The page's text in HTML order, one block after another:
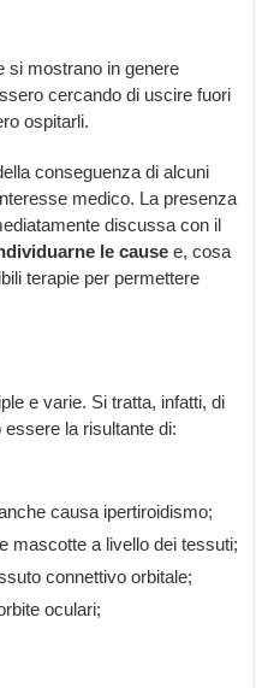
si mostrano in genere
cercando di uscire fuori
ospitarli.
conseguenza di alcuni
medico. La presenza
discussa con il
le cause e, cosa
terapie per permettere
e varie. Si tratta, infatti, di
la risultante di:
causa ipertiroidismo;
mascotte a livello dei tessuti;
connettivo orbitale;
oculari;